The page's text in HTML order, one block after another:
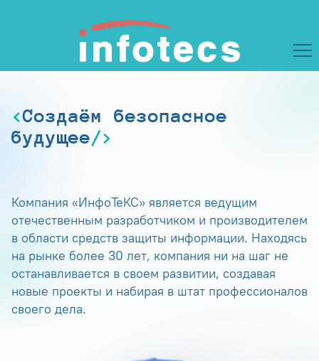
Создаём безопасное
будущее
Компания «ИнфоТеКС» является ведущим
отечественным разработчиком и производителем
в области средств защиты информации. Находясь
на рынке более 30 лет, компания ни на шаг не
останавливается в своем развитии, создавая
новые проекты и набирая в штат профессионалов
своего дела.